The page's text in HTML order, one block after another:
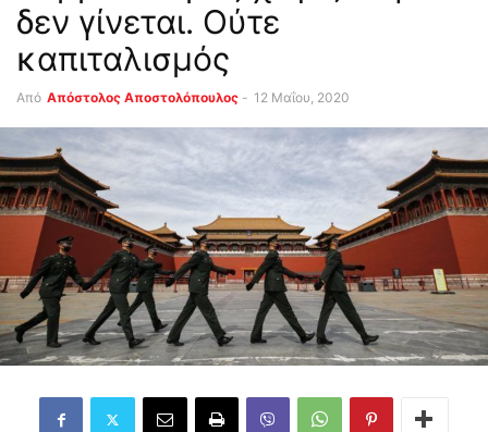
δεν γίνεται. Ούτε
καπιταλισμός
Από Απόστολος Αποστολόπουλος - 12 Μαΐου, 2020